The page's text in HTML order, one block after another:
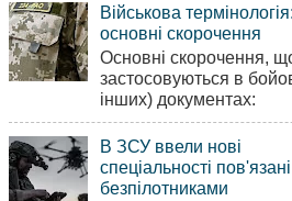
Військова термінологія:
основні скорочення
Основні скорочення,
застосовуються в
інших) документах:
В ЗСУ ввели нові
спеціальності пов'язані
безпілотниками